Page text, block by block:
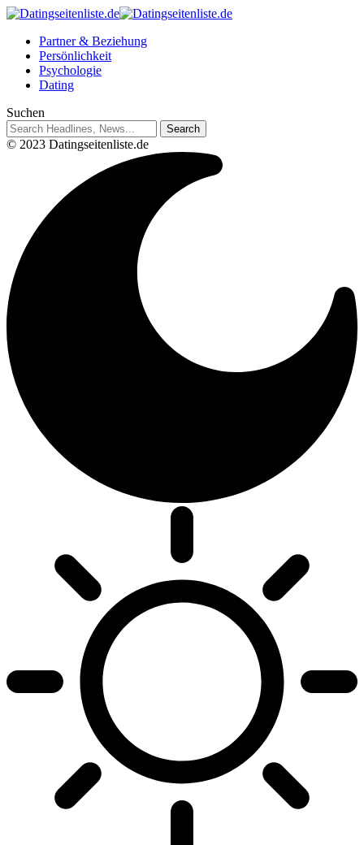
Partner & Beziehung
Persönlichkeit
Psychologie
Dating
Suchen
© 2023 Datingseitenliste.de